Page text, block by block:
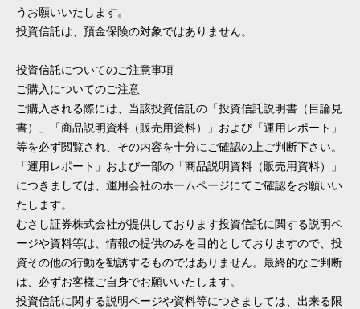
うお願いいたします。
投資信託は、預金保険の対象ではありません。
投資信託についてのご注意事項
ご購入についてのご注意
ご購入される際には、当該投資信託の「投資信託説明書（目論見
書）」「商品説明資料（販売用資料）」および「運用レポート」
等を必ず閲覧され、その内容を十分にご確認の上ご判断下さい。
「運用レポート」および一部の「商品説明資料（販売用資料）」
につきましては、運用会社のホームページにてご確認をお願いい
たします。
むさし証券株式会社が提供しております投資信託に関する説明ペ
ージや資料等は、情報の提供のみを目的としておりますので、投
資その他の行動を勧誘するものではありません。最終的なご判断
は、必ずお客様ご自身でお願いいたします。
投資信託に関する説明ページや資料等につきましては、出来る限